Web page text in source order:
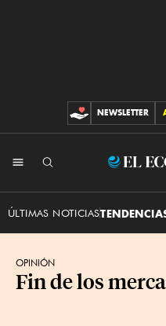
CONTRIBUCIONES
NEWSLETTER
ÚLTIMAS NOTICIAS
OPINIÓN
Fin de los